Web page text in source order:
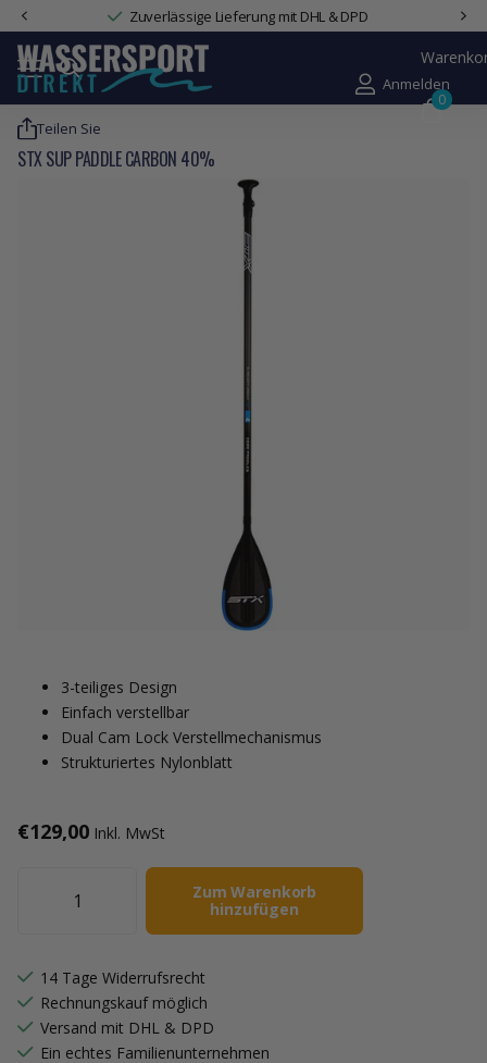
Zuverlässige Lieferung mit DHL & DPD
Anmelden
0
Teilen Sie
STX SUP PADDLE CARBON 40%
3-teiliges Design
Einfach verstellbar
Dual Cam Lock Verstellmechanismus
Strukturiertes Nylonblatt
€129,00 Inkl. MwSt
Zum Warenkorb
hinzufügen
14 Tage Widerrufsrecht
Rechnungskauf möglich
Versand mit DHL & DPD
Ein echtes Familienunternehmen